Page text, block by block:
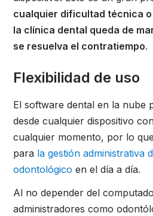
cualquier dificultad técnica
la clínica dental queda de
se resuelva el contratiempo.
Flexibilidad de uso
El software dental en la nube
desde cualquier dispositivo
cualquier momento, por lo
para la gestión administrativa
odontológico en el día a día.
Al no depender del
administradores como